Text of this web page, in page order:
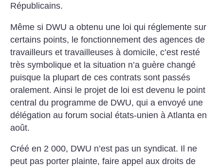
Républicains.
Même si DWU a obtenu une loi qui réglemente sur
certains points, le fonctionnement des agences de
travailleurs et travailleuses à domicile, c’est resté
très symbolique et la situation n’a guère changé
puisque la plupart de ces contrats sont passés
oralement. Ainsi le projet de loi est devenu le point
central du programme de DWU, qui a envoyé une
délégation au forum social états-unien à Atlanta en
août.
Créé en 2 000, DWU n’est pas un syndicat. Il ne
peut pas porter plainte, faire appel aux droits de